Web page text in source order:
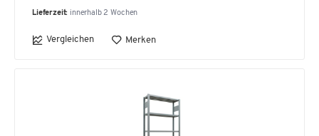
Lieferzeit: innerhalb 2 Wochen
Vergleichen Merken